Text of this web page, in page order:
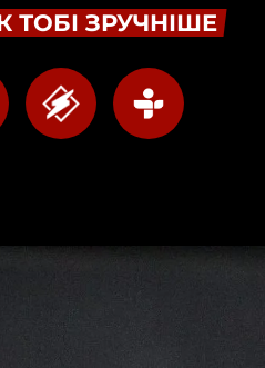
ТОБІ ЗРУЧНІШЕ